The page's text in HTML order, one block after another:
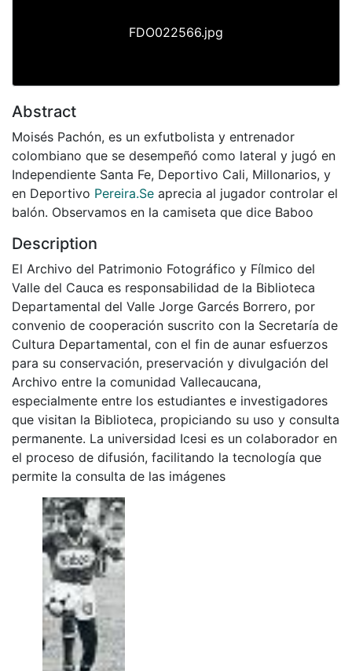
FDO022566.jpg
Abstract
Moisés Pachón, es un exfutbolista y entrenador
colombiano que se desempeñó como lateral y jugó en
Independiente Santa Fe, Deportivo Cali, Millonarios, y
en Deportivo Pereira.Se aprecia al jugador controlar el
balón. Observamos en la camiseta que dice Baboo
Description
El Archivo del Patrimonio Fotográfico y Fílmico del
Valle del Cauca es responsabilidad de la Biblioteca
Departamental del Valle Jorge Garcés Borrero, por
convenio de cooperación suscrito con la Secretaría de
Cultura Departamental, con el fin de aunar esfuerzos
para su conservación, preservación y divulgación del
Archivo entre la comunidad Vallecaucana,
especialmente entre los estudiantes e investigadores
que visitan la Biblioteca, propiciando su uso y consulta
permanente. La universidad Icesi es un colaborador en
el proceso de difusión, facilitando la tecnología que
permite la consulta de las imágenes